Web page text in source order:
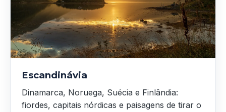
Escandinávia
Dinamarca, Noruega, Suécia e Finlândia:
fiordes, capitais nórdicas e paisagens de tirar o